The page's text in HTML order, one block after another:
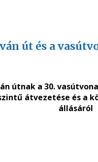
út és a
útnak a 30.
átvezetése és
állásáról